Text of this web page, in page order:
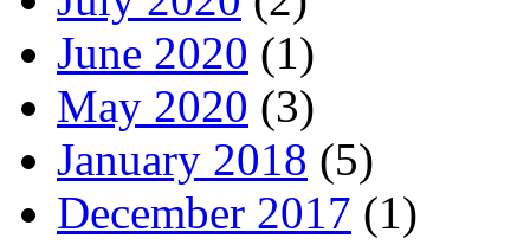
June 2020 (1)
May 2020 (3)
January 2018 (5)
December 2017 (1)